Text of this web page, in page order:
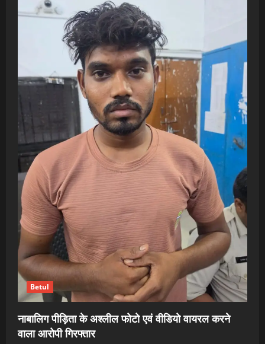
Betul
नाबालिग पीड़िता के अश्लील फोटो एवं वीडियो वायरल करने
वाला आरोपी गिरफ्तार